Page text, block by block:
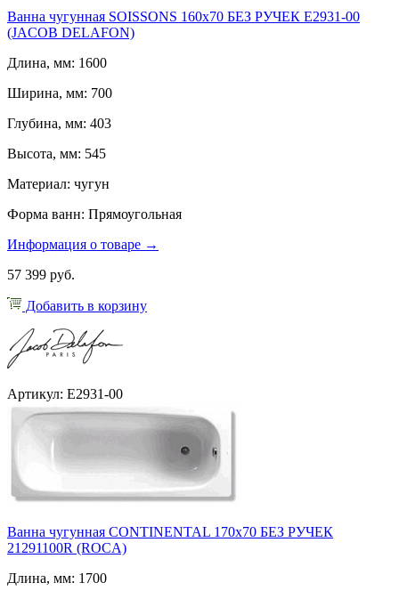
Ванна чугунная SOISSONS 160х70 БЕЗ РУЧЕК E2931-00
(JACOB DELAFON)
Длина, мм: 1600
Ширина, мм: 700
Глубина, мм: 403
Высота, мм: 545
Материал: чугун
Форма ванн: Прямоугольная
Информация о товаре →
57 399 руб.
Добавить в корзину
Артикул: E2931-00
Ванна чугунная CONTINENTAL 170х70 БЕЗ РУЧЕК
21291100R (ROCA)
Длина, мм: 1700